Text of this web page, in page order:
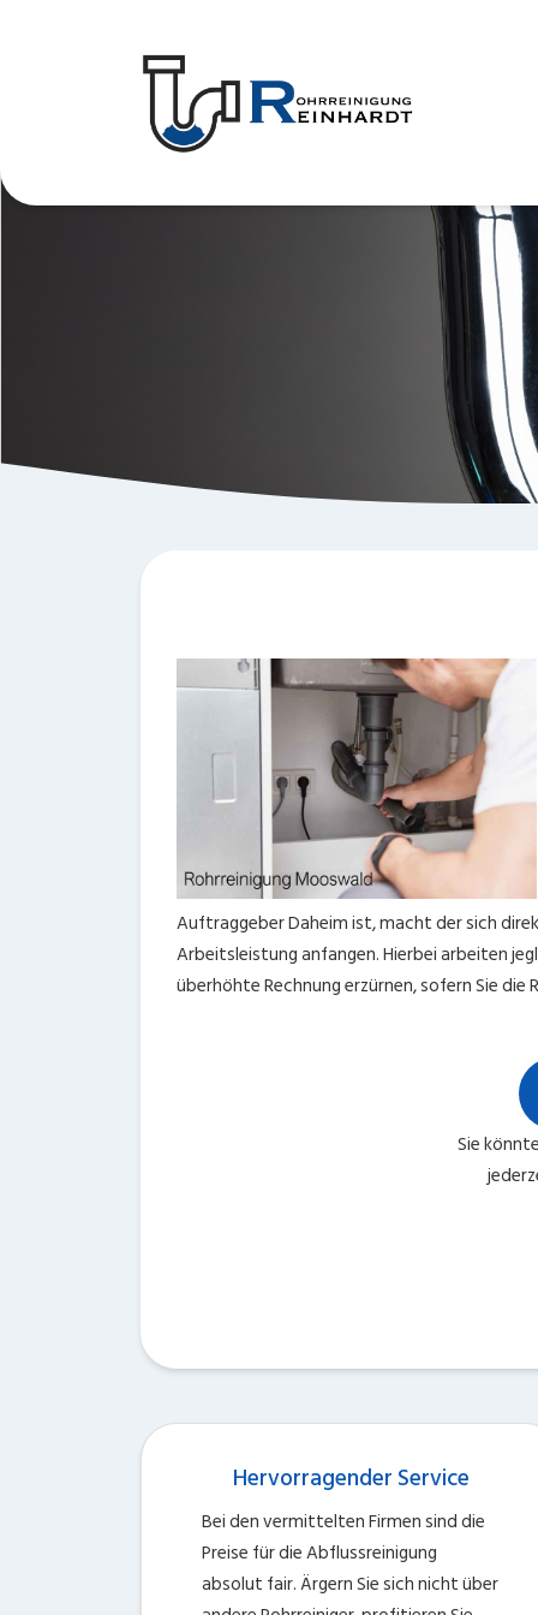
Auftraggeber Daheim ist, macht der sich
Arbeitsleistung anfangen. Hierbei arbeiten
überhöhte Rechnung erzürnen, sofern Sie
Sie
Hervorragender Service
Bei den vermittelten Firmen sind die
Preise für die Abflussreinigung
absolut fair. Ärgern Sie sich nicht über